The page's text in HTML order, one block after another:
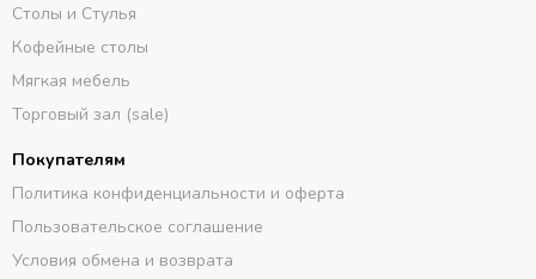
Столы и Стулья
Кофейные столы
Мягкая мебель
Торговый зал (sale)
Покупателям
Политика конфиденциальности и оферта
Пользовательское соглашение
Условия обмена и возврата